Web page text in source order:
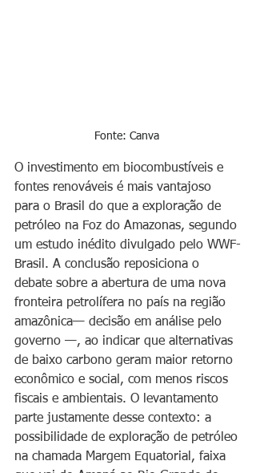
Fonte: Canva
O investimento em biocombustíveis e
fontes renováveis é mais vantajoso
para o Brasil do que a exploração de
petróleo na Foz do Amazonas, segundo
um estudo inédito divulgado pelo WWF-
Brasil. A conclusão reposiciona o
debate sobre a abertura de uma nova
fronteira petrolífera no país na região
amazônica— decisão em análise pelo
governo —, ao indicar que alternativas
de baixo carbono geram maior retorno
econômico e social, com menos riscos
fiscais e ambientais. O levantamento
parte justamente desse contexto: a
possibilidade de exploração de petróleo
na chamada Margem Equatorial, faixa